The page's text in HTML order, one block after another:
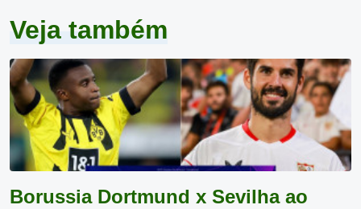
Veja também
Borussia Dortmund x Sevilha ao